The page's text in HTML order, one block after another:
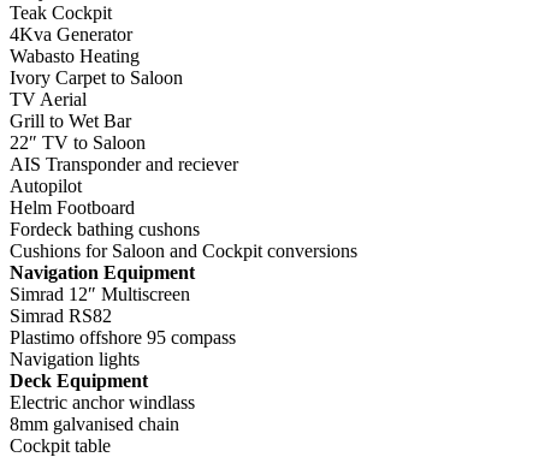
Teak Cockpit
4Kva Generator
Wabasto Heating
Ivory Carpet to Saloon
TV Aerial
Grill to Wet Bar
22″ TV to Saloon
AIS Transponder and reciever
Autopilot
Helm Footboard
Fordeck bathing cushons
Cushions for Saloon and Cockpit conversions
Navigation Equipment
Simrad 12″ Multiscreen
Simrad RS82
Plastimo offshore 95 compass
Navigation lights
Deck Equipment
Electric anchor windlass
8mm galvanised chain
Cockpit table